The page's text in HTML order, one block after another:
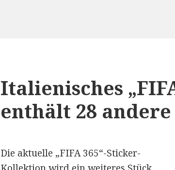
Italienisches
enthält 28
Die aktuelle „FIFA 365“-Sticker-